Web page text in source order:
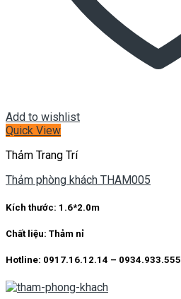
Add to wishlist
Quick View
Thảm Trang Trí
Thảm phòng khách THAM005
Kích thước: 1.6*2.0m
Chất liệu: Thảm nỉ
Hotline: 0917.16.12.14 – 0934.933.555